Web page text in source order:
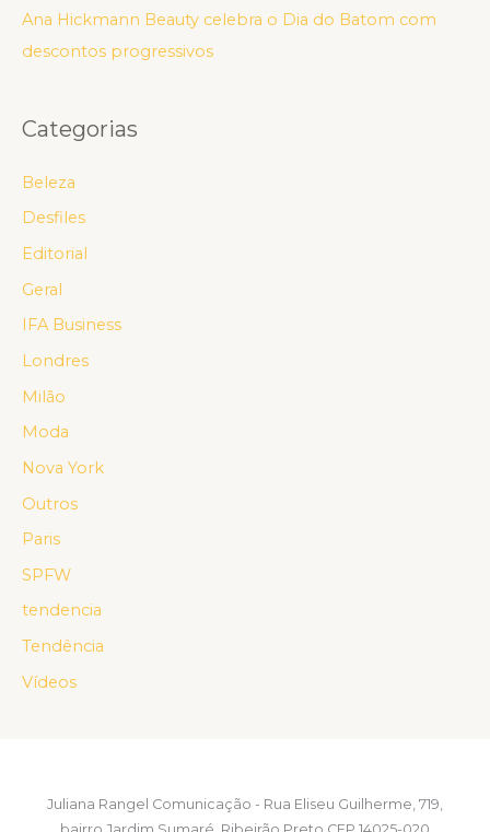
Ana Hickmann Beauty celebra o Dia do Batom com
descontos progressivos
Categorias
Beleza
Desfiles
Editorial
Geral
IFA Business
Londres
Milão
Moda
Nova York
Outros
Paris
SPFW
tendencia
Tendência
Vídeos
Juliana Rangel Comunicação - Rua Eliseu Guilherme, 719,